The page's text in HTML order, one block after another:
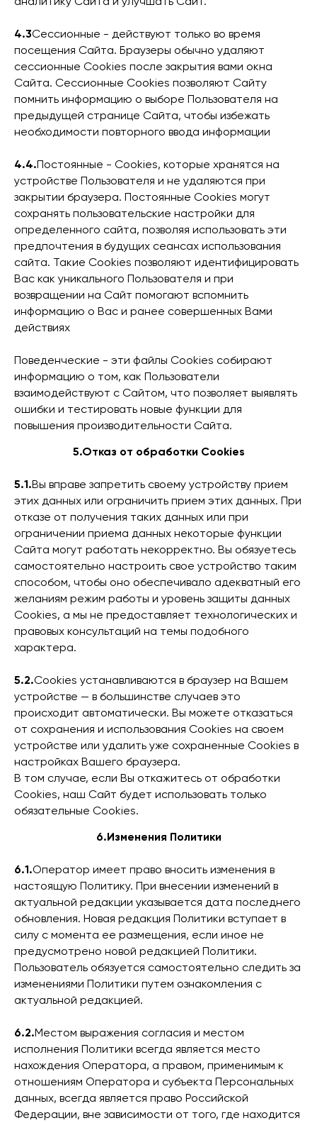
4.3Сессионные - действуют только во время
посещения Сайта. Браузеры обычно удаляют
сессионные Cookies после закрытия вами окна
Сайта. Сессионные Cookies позволяют Сайту
помнить информацию о выборе Пользователя на
предыдущей странице Сайта, чтобы избежать
необходимости повторного ввода информации
4.4.Постоянные - Сookies, которые хранятся на
устройстве Пользователя и не удаляются при
закрытии браузера. Постоянные Сookies могут
сохранять пользовательские настройки для
определенного сайта, позволяя использовать эти
предпочтения в будущих сеансах использования
сайта. Такие Cookies позволяют идентифицировать
Вас как уникального Пользователя и при
возвращении на Сайт помогают вспомнить
информацию о Вас и ранее совершенных Вами
действиях
Поведенческие - эти файлы Сookies собирают
информацию о том, как Пользователи
взаимодействуют с Сайтом, что позволяет выявлять
ошибки и тестировать новые функции для
повышения производительности Сайта.
5.Отказ от обработки Cookies
5.1.Вы вправе запретить своему устройству прием
этих данных или ограничить прием этих данных. При
отказе от получения таких данных или при
ограничении приема данных некоторые функции
Сайта могут работать некорректно. Вы обязуетесь
самостоятельно настроить свое устройство таким
способом, чтобы оно обеспечивало адекватный его
желаниям режим работы и уровень защиты данных
Cookies, а мы не предоставляет технологических и
правовых консультаций на темы подобного
характера.
5.2.Cookies устанавливаются в браузер на Вашем
устройстве — в большинстве случаев это
происходит автоматически. Вы можете отказаться
от сохранения и использования Cookies на своем
устройстве или удалить уже сохраненные Cookies в
настройках Вашего браузера.
В том случае, если Вы откажитесь от обработки
Cookies, наш Сайт будет использовать только
обязательные Cookies.
6.Изменения Политики
6.1.Оператор имеет право вносить изменения в
настоящую Политику. При внесении изменений в
актуальной редакции указывается дата последнего
обновления. Новая редакция Политики вступает в
силу с момента ее размещения, если иное не
предусмотрено новой редакцией Политики.
Пользователь обязуется самостоятельно следить за
изменениями Политики путем ознакомления с
актуальной редакцией.
6.2.Местом выражения согласия и местом
исполнения Политики всегда является место
нахождения Оператора, а правом, применимым к
отношениям Оператора и субъекта Персональных
данных, всегда является право Российской
Федерации, вне зависимости от того, где находится